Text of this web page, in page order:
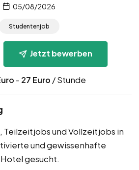
05/08/2026
Studentenjob
Jetzt bewerben
- 27 Euro / Stunde
Teilzeitjobs und Vollzeitjobs in
und gewissenhafte
gesucht.